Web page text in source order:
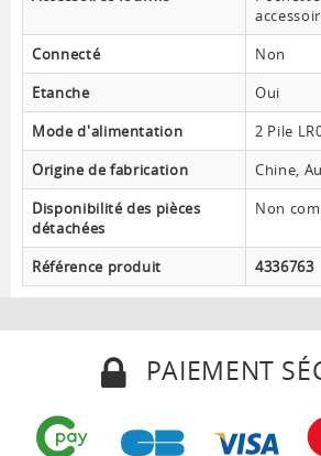
Connecté
Non
Etanche
Oui
Mode d'alimentation
2 Pile
Origine de fabrication
Chine,
Disponibilité des pièces
détachées
Non
Référence produit 4336763
PAIEMENT